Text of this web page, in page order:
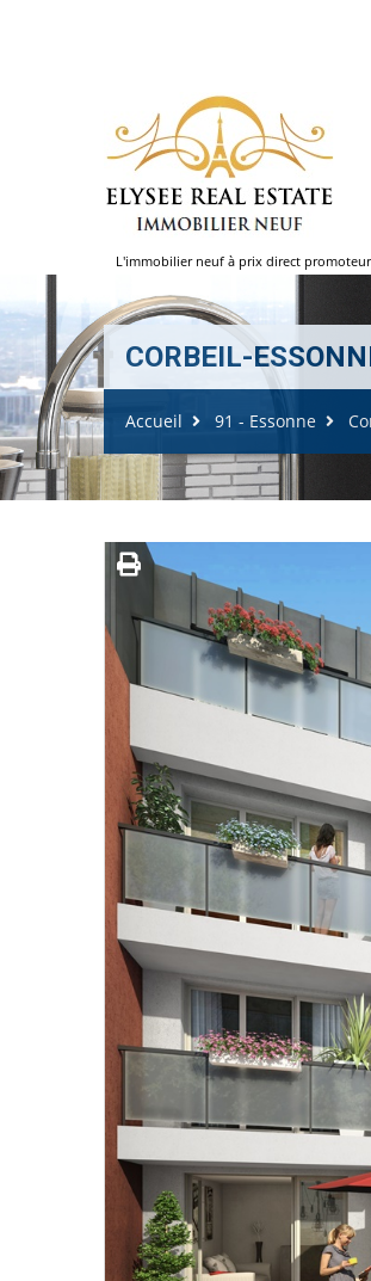
L'immobilier neuf à prix direct promoteur
CORBEIL-
Accueil 91 - Essonne